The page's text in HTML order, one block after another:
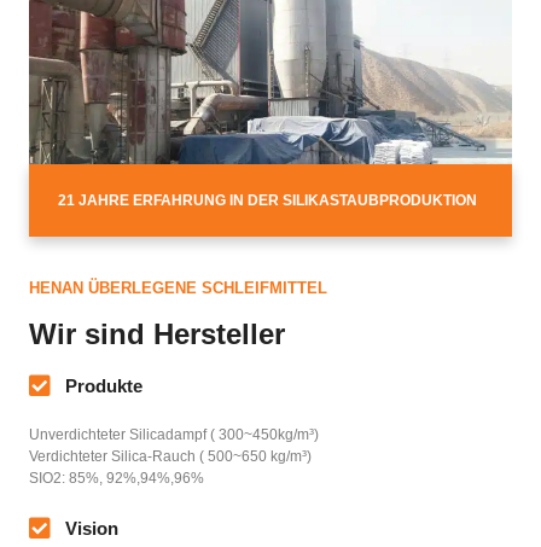
21 JAHRE ERFAHRUNG IN DER SILIKASTAUBPRODUKTION
HENAN ÜBERLEGENE SCHLEIFMITTEL
Wir sind Hersteller
Produkte
Unverdichteter Silicadampf ( 300~450kg/m³)
Verdichteter Silica-Rauch ( 500~650 kg/m³)
SIO2: 85%, 92%,94%,96%
Vision